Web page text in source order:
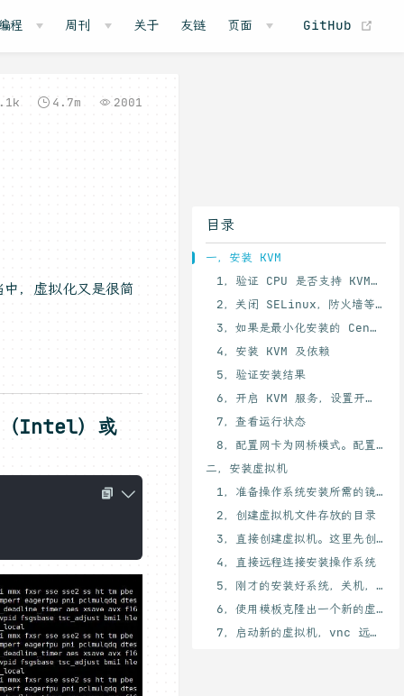
程 周刊 关于 友链 页面 GitHub
4.7m 2001
目录
一，安装 KVM
1，验证 CPU 是否支持 KVM；如果结果中有 vmx（Intel）或 svm(AMD) 字样，就说明 CPU 的支持的。
2，关闭 SELinux，防火墙等。
3，如果是最小化安装的 CentOS 的话，那么有一些基础工具没有，可以先安装一下。
4，安装 KVM 及依赖
5，验证安装结果
6，开启 KVM 服务，设置开机自启
7，查看运行状态
8，配置网卡为网桥模式。配置前先备份一下网卡文件
二，安装虚拟机
1，准备操作系统安装所需的镜像文件
2，创建虚拟机文件存放的目录
3，直接创建虚拟机。这里先创建一个模板虚拟机，方便以后直接克隆使用，而不需要再重复安装系统
4，直接远程连接安装操作系统
5，刚才的安装好系统，关机，作为模板文件
6，使用模板克隆出一个新的虚拟机
7，启动新的虚拟机，vnc 远程连接，可以设置 IP 了
，虚拟化又是很简
（Intel）或